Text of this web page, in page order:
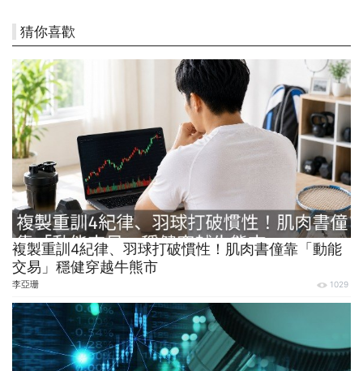
猜你喜歡
複製重訓4紀律、羽球打破慣性！肌肉書僮靠「動能
交易」穩健穿越牛熊市
李亞珊 1029